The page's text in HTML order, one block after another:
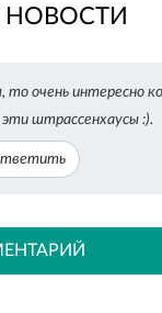
то очень интересно
штрассенхаусы :).